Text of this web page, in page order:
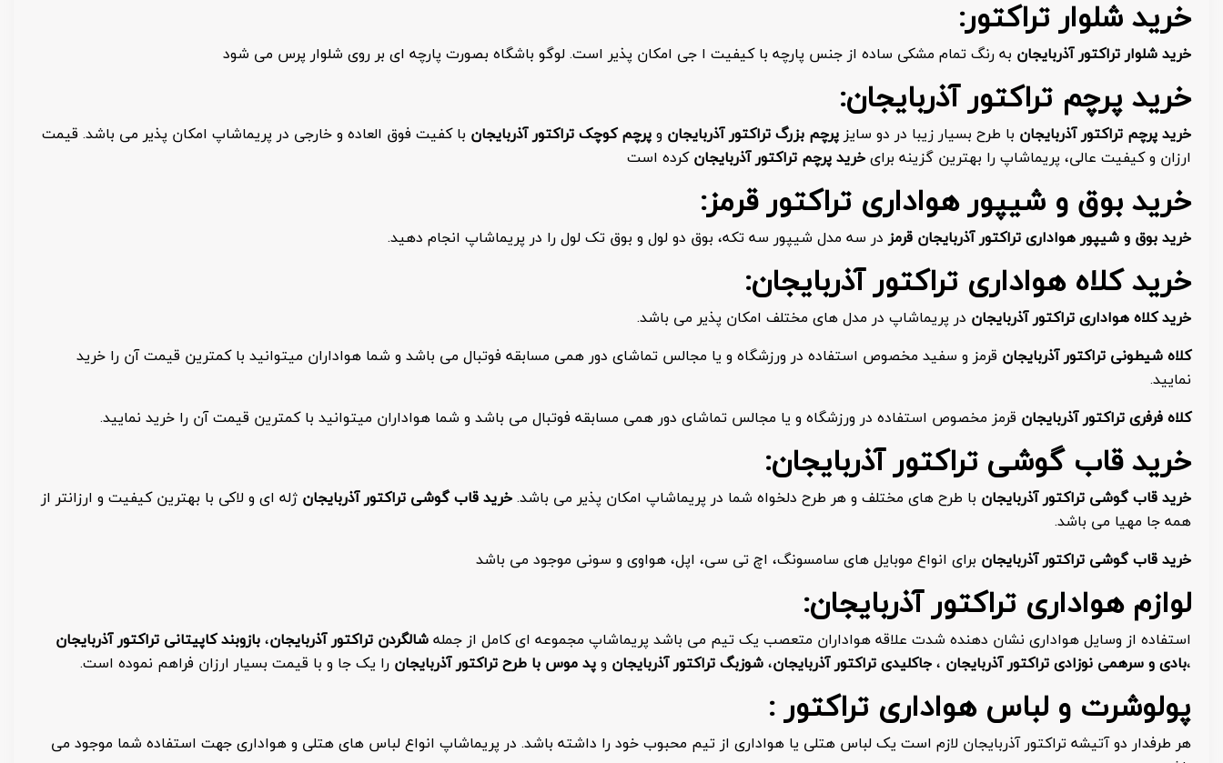
خرید شلوار تراکتور:
خرید شلوار تراکتور آذربایجان به رنگ تمام مشکی ساده از جنس پارچه با کیفیت ا جی امکان پذیر است. لوگو باشگاه بصورت پارچه ای بر روی شلوار پرس می شود
خرید پرچم تراکتور آذربایجان:
خرید پرچم تراکتور آذربایجان با طرح بسیار زیبا در دو سایزپرچم بزرگ تراکتور آذربایجان وپرچم کوچک تراکتور آذربایجان با کفیت فوق العاده و خارجی در پریماشاپ امکان پذیر می باشد. قیمت
ارزان و کیفیت عالی، پریماشاپ را بهترین گزینه برایخرید پرچم تراکتور آذربایجانکرده است
خرید بوق و شیپور هواداری تراکتور قرمز:
خرید بوق و شیپور هواداری تراکتور آذربایجان قرمزدر سه مدل شیپور سه تکه، بوق دو لول و بوق تک لول را در پریماشاپ انجام دهید.
خرید کلاه هواداری تراکتور آذربایجان:
خرید کلاه هواداری تراکتور آذربایجان در پریماشاپ در مدل های مختلف امکان پذیر می باشد.
کلاه شیطونی تراکتور آذربایجان قرمز و سفید مخصوص استفاده در ورزشگاه و یا مجالس تماشای دور همی مسابقه فوتبال می باشد و شما هواداران میتوانید با کمترین قیمت آن را خرید
نمایید.
کلاه فرفری تراکتور آذربایجان قرمز مخصوص استفاده در ورزشگاه و یا مجالس تماشای دور همی مسابقه فوتبال می باشد و شما هواداران میتوانید با کمترین قیمت آن را خرید نمایید.
خرید قاب گوشی تراکتور آذربایجان:
خرید قاب گوشی تراکتور آذربایجان با طرح های مختلف و هر طرح دلخواه شما در پریماشاپ امکان پذیر می باشد.خرید قاب گوشی تراکتور آذربایجان ژله ای و لاکی با بهترین کیفیت و ارزانتر از
همه جا مهیا می باشد.
خرید قاب گوشی تراکتور آذربایجان برای انواع موبایل های سامسونگ، اچ تی سی، اپل، هواوی و سونی موجود می باشد
لوازم هواداری تراکتور آذربایجان:
استفاده از وسایل هواداری نشان دهنده شدت علاقه هواداران متعصب یک تیم می باشد پریماشاپ مجموعه ای کامل از جملهشالگردن تراکتور آذربایجان،بازوبند کاپیتانی تراکتور آذربایجان
،بادی و سرهمی نوزادی تراکتور آذربایجان ،جاکلیدی تراکتور آذربایجان،شوزبگ تراکتور آذربایجان وپد موس با طرح تراکتور آذربایجان را یک جا و با قیمت بسیار ارزان فراهم نموده است.
پولوشرت و لباس هواداری تراکتور :
هر طرفدار دو آتیشه تراکتور آذربایجان لازم است یک لباس هتلی یا هواداری از تیم محبوب خود را داشته باشد. در پریماشاپ انواع لباس های هتلی و هواداری جهت استفاده شما موجود می